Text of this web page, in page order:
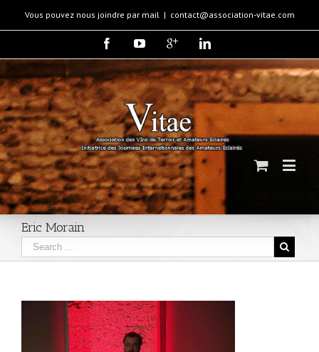
Vous pouvez nous joindre par mail | contact@association-vitae.com
Eric Morain